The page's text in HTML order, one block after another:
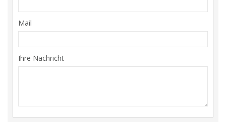
Mail
Ihre Nachricht